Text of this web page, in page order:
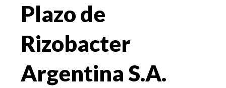
Plazo de
Rizobacter
Argentina S.A.